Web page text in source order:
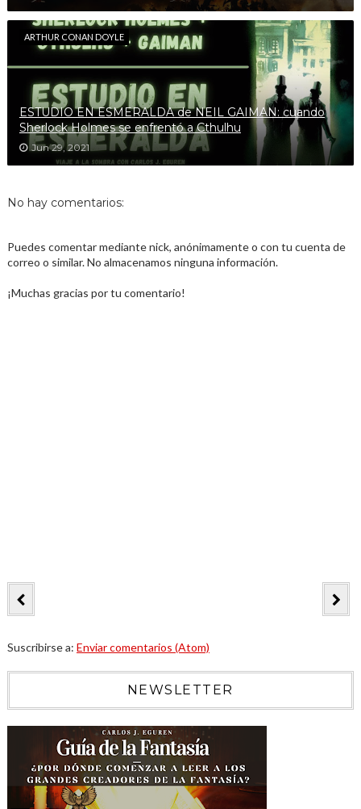
ARTHUR CONAN DOYLE
ESTUDIO EN ESMERALDA de NEIL GAIMAN: cuando
Sherlock Holmes se enfrentó a Cthulhu
Jun 29, 2021
No hay comentarios:
Puedes comentar mediante nick, anónimamente o con tu cuenta de
correo o similar. No almacenamos ninguna información.
¡Muchas gracias por tu comentario!
Suscribirse a: Enviar comentarios (Atom)
NEWSLETTER